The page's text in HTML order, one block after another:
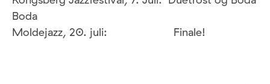
Boda
Moldejazz, 20. juli: Finale!